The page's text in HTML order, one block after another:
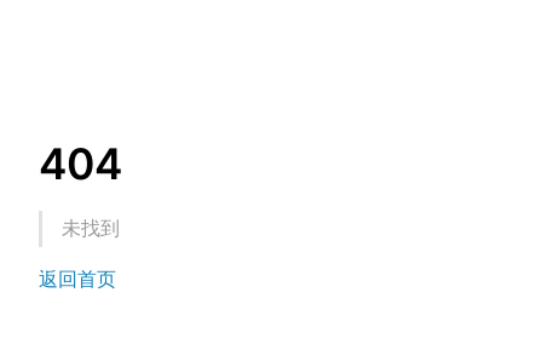
404
未找到
返回首页